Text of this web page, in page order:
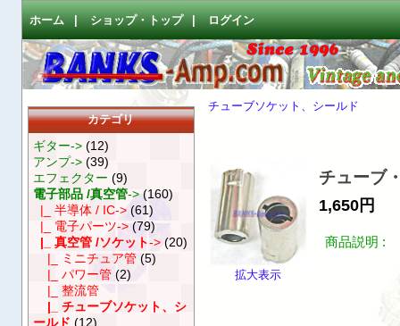
ホーム ショップ・トップ ログイン
カテゴリ
ギター-> (12)
アンプ-> (39)
エフェクター (9)
電子部品 /真空管-> (160)
|_ 半導体 / IC-> (61)
|_ 電子パーツ-> (79)
|_ 真空管 /ソケット-> (20)
|_ ミニチュア管 (5)
|_ パワー管 (2)
|_ 整流管
|_ チューブソケット、シ
ールド (12)
チューブソケット、シールド
拡大表示
チューブ
1,650円
商品説明 :